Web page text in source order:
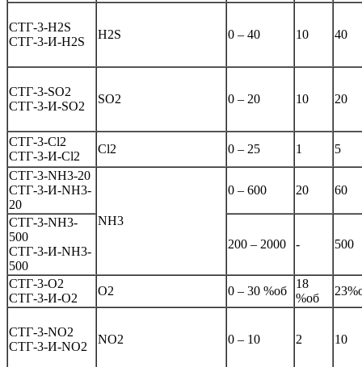
СТГ-3-H2S
СТГ-3-И-H2S
H2S 0 – 40 10 40
СТГ-3-SO2
СТГ-3-И-SO2
SO2 0 – 20 10 20
СТГ-3-Cl2
СТГ-3-И-Cl2
Cl2 0 – 25 1
5
СТГ-3-NH3-20
СТГ-3-И-NH3-
20
NH3
0 – 600 20 60
СТГ-3-NH3-
500
СТГ-3-И-NH3-
500
200 – 2000 - 500
СТГ-3-O2
СТГ-3-И-O2
O2 0 – 30 %об
18
%об
СТГ-3-NO2
СТГ-3-И-NO2
NO2 0 – 10 2 10